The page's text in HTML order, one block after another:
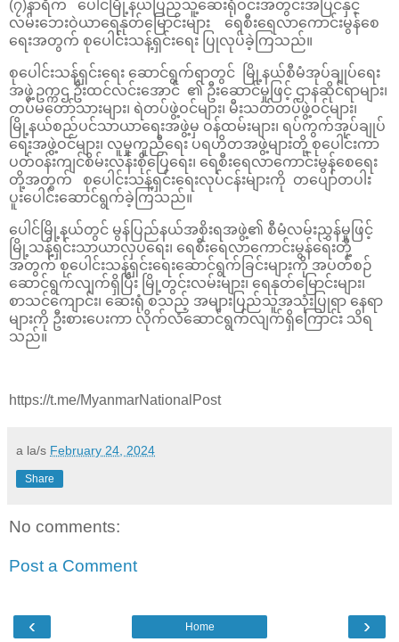
(၇)နာရီက ပေါင်မြို့နယ်ပြည်သူ့ဆေးရုံဝင်းအတွင်းအပြင်နှင့်
လမ်းဘေးဝဲယာရေနုတ်မြောင်းများ ရေစီးရေလာကောင်းမွန်စေ
ရေးအတွက် စုပေါင်းသန့်ရှင်းရေး ပြုလုပ်ခဲ့ကြသည်။
စုပေါင်းသန့်ရှင်းရေး ဆောင်ရွက်ရာတွင် မြို့နယ်စီမံအုပ်ချုပ်ရေး
အဖွဲ့ဥက္ကဌ ဦးထင်လင်းအောင် ၏ ဦးဆောင်မှုဖြင့် ဌာနဆိုင်ရာများ၊
တပ်မတော်သားများ၊ ရဲတပ်ဖွဲ့ဝင်များ၊ မီးသတ်တပ်ဖွဲ့ဝင်များ၊
မြို့နယ်စည်ပင်သာယာရေးအဖွဲ့မှ ဝန်ထမ်းများ၊ ရပ်ကွက်အုပ်ချုပ်
ရေးအဖွဲ့ဝင်များ၊ လူမှုကူညီရေး ပရဟိတအဖွဲ့များတို့ စုပေါင်းကာ
ပတ်၀န်းကျင်စိမ်းလန်းစိုပြေရေး၊ ရေစီးရေလာကောင်းမွန်စေရေး
တို့အတွက် စုပေါင်းသန့်ရှင်းရေးလုပ်ငန်းများကို တပျော်တပါး
ပူးပေါင်းဆောင်ရွက်ခဲ့ကြသည်။
ပေါင်မြို့နယ်တွင် မွန်ပြည်နယ်အစိုးရအဖွဲ့၏ စီမံလမ်းညွှန်မှုဖြင့်
မြို့သန့်ရှင်းသာယာလှပရေး၊ ရေစီးရေလာကောင်းမွန်ရေးတို့
အတွက် စုပေါင်းသန့်ရှင်းရေးဆောင်ရွက်ခြင်းများကို အပတ်စဉ်
ဆောင်ရွက်လျက်ရှိပြီး မြို့တွင်းလမ်းများ၊ ရေနုတ်မြောင်းများ၊
စာသင်ကျောင်း၊ ဆေးရုံ စသည့် အများပြည်သူအသုံးပြုရာ နေရာ
များကို ဦးစားပေးကာ လိုက်လံဆောင်ရွက်လျက်ရှိကြောင်း သိရ
သည်။
https://t.me/MyanmarNationalPost
a la/s February 24, 2024
Share
No comments:
Post a Comment
‹ ›
Home